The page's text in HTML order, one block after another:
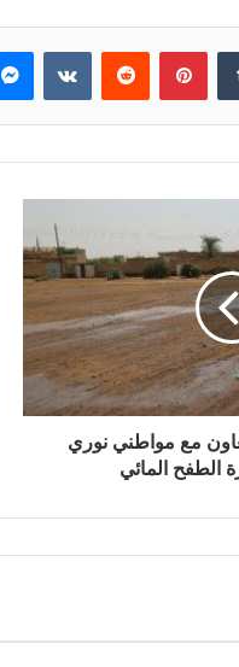
بينتيريست
مع مواطني نوري
الطفح المائي